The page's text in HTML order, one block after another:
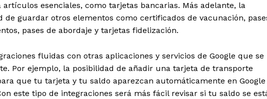
esenciales, como tarjetas bancarias. Más adelante, la
guardar otros elementos como certificados de vacunación,
pases de abordaje y tarjetas fidelización.
fluidas con otras aplicaciones y servicios de Google que se
Por ejemplo, la posibilidad de añadir una tarjeta de transporte
que tu tarjeta y tu saldo aparezcan automáticamente en Google
este tipo de integraciones será más fácil revisar si tu saldo se